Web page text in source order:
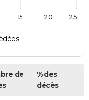
15 20 25
de
% des
décès